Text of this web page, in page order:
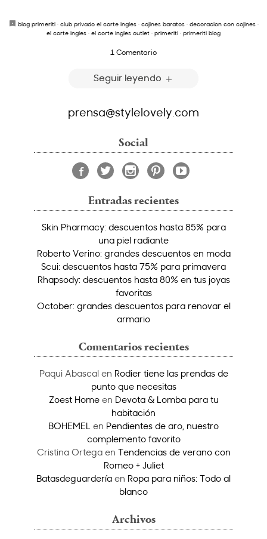
blog primeriti· club privado el corte ingles· cojines baratos· decoracion con cojines·
el corte ingles · el corte ingles outlet · primeriti · primeriti blog
1 Comentario
Seguir leyendo
prensa@stylelovely.com
Social
Entradas recientes
Skin Pharmacy: descuentos hasta 85% para
una piel radiante
Roberto Verino: grandes descuentos en moda
Scui: descuentos hasta 75% para primavera
Rhapsody: descuentos hasta 80% en tus joyas
favoritas
October: grandes descuentos para renovar el
armario
Comentarios recientes
Paqui Abascalen Rodier tiene las prendas de
punto que necesitas
Zoest Homeen Devota & Lomba para tu
habitación
BOHEMEL en Pendientes de aro, nuestro
complemento favorito
Cristina Ortegaen Tendencias de verano con
Romeo + Juliet
Batasdeguardería en Ropa para niños: Todo al
blanco
Archivos